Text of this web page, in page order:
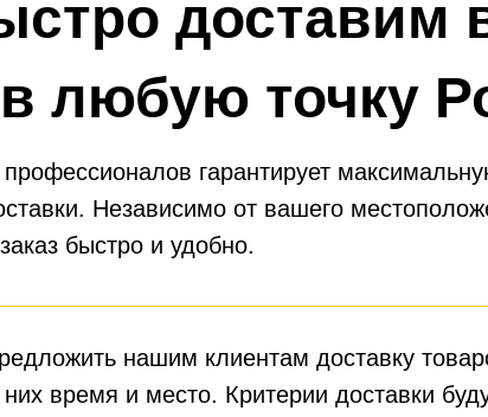
доставим
в любую точку
нашим клиентам доставку
время и место. Критерии доставки
гарантирует
Независимо от вашего
быстро и удобно.